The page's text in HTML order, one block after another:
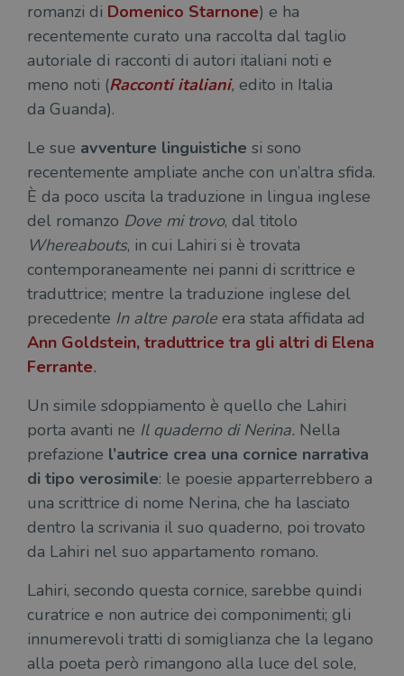
romanzi di Domenico Starnone) e ha
recentemente curato una raccolta dal taglio
autoriale di racconti di autori italiani noti e
meno noti (Racconti italiani, edito in Italia
da Guanda).
Le sue avventure linguistiche si sono
recentemente ampliate anche con un’altra sfida.
È da poco uscita la traduzione in lingua inglese
del romanzo Dove mi trovo, dal titolo
Whereabouts, in cui Lahiri si è trovata
contemporaneamente nei panni di scrittrice e
traduttrice; mentre la traduzione inglese del
precedente In altre parole era stata affidata ad
Ann Goldstein, traduttrice tra gli altri di Elena
Ferrante.
Un simile sdoppiamento è quello che Lahiri
porta avanti ne Il quaderno di Nerina. Nella
prefazione l’autrice crea una cornice narrativa
di tipo verosimile: le poesie apparterrebbero a
una scrittrice di nome Nerina, che ha lasciato
dentro la scrivania il suo quaderno, poi trovato
da Lahiri nel suo appartamento romano.
Lahiri, secondo questa cornice, sarebbe quindi
curatrice e non autrice dei componimenti; gli
innumerevoli tratti di somiglianza che la legano
alla poeta però rimangono alla luce del sole,